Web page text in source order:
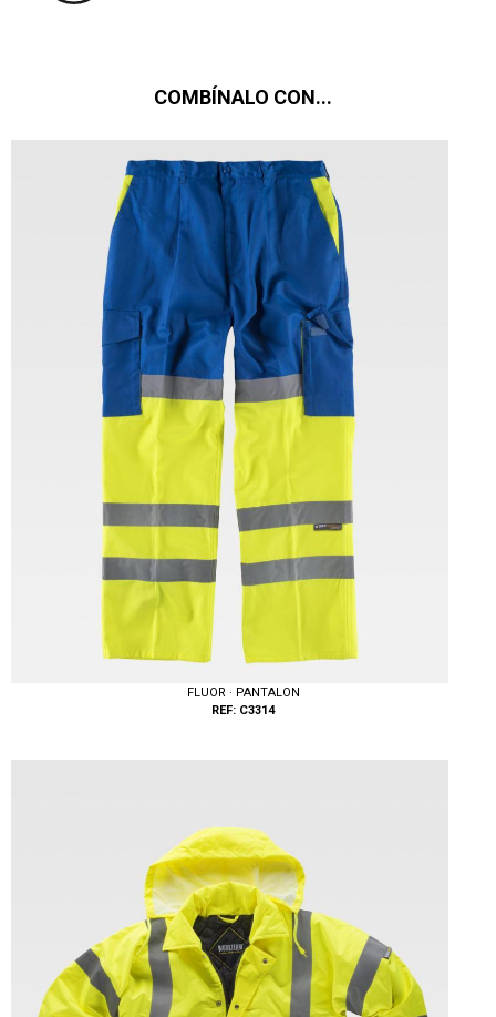
COMBÍNALO CON...
Tallas: 38, 40, 42, 44, 46, 48, 50, 52, 54
FLUOR · PANTALON
REF: C3314